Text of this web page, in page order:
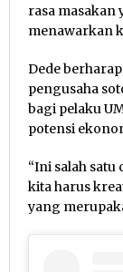
rasa masakan
menawarkan
Dede
pengusaha
bagi pelaku
potensi
“Ini salah
kita harus
yang